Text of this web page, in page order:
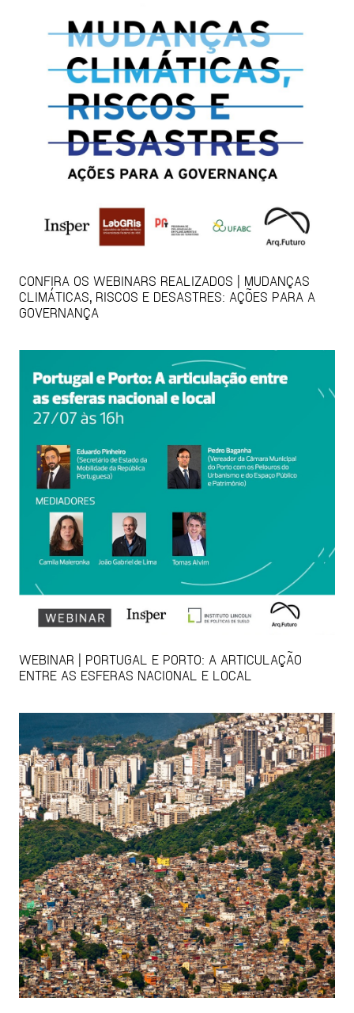
CONFIRA OS WEBINARS REALIZADOS | MUDANÇAS
CLIMÁTICAS, RISCOS E DESASTRES: AÇÕES PARA A
GOVERNANÇA
WEBINAR | PORTUGAL E PORTO: A ARTICULAÇÃO
ENTRE AS ESFERAS NACIONAL E LOCAL